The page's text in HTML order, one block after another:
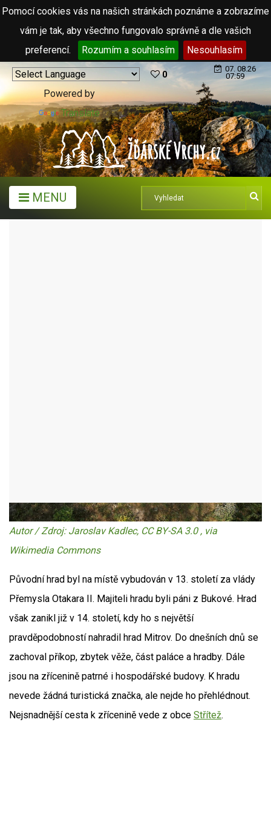
Pomocí cookies vás na našich stránkách poznáme a zobrazíme
vám je tak, aby všechno fungovalo správně a dle vašich
preferencí.
Rozumím a souhlasím Nesouhlasím
Powered by
Translate
0
07. 08.26
07:59
MENU
Autor / Zdroj: Jaroslav Kadlec, CC BY-SA 3.0 , via
Wikimedia Commons
Původní hrad byl na místě vybudován v 13. století za vlády
Přemysla Otakara II. Majiteli hradu byli páni z Bukové. Hrad
však zanikl již v 14. století, kdy ho s největší
pravděpodobností nahradil hrad Mitrov. Do dnešních dnů se
zachoval příkop, zbytek věže, část paláce a hradby. Dále
jsou na zřícenině patrné i hospodářské budovy. K hradu
nevede žádná turistická značka, ale nejde ho přehlédnout.
Nejsnadnější cesta k zřícenině vede z obce Střítež.